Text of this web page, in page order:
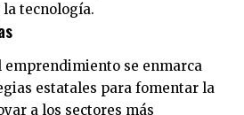
la tecnología.
emprendimiento se enmarca
estatales para fomentar la
a los sectores más